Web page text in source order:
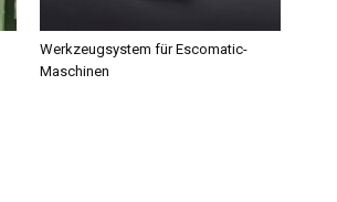
Werkzeugsystem für Escomatic-
Maschinen